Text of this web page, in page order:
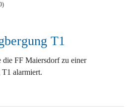
T1
FF Maiersdorf zu einer
alarmiert.